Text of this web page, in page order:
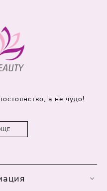
а не чудо!